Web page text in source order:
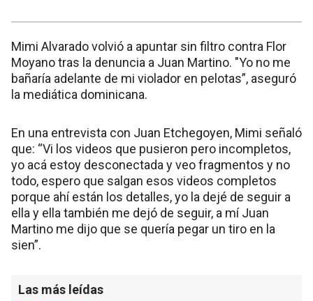
Mimi Alvarado volvió a apuntar sin filtro contra Flor
Moyano tras la denuncia a Juan Martino. "Yo no me
bañaría adelante de mi violador en pelotas”, aseguró
la mediática dominicana.
En una entrevista con Juan Etchegoyen, Mimi señaló
que: “Vi los videos que pusieron pero incompletos,
yo acá estoy desconectada y veo fragmentos y no
todo, espero que salgan esos videos completos
porque ahí están los detalles, yo la dejé de seguir a
ella y ella también me dejó de seguir, a mí Juan
Martino me dijo que se quería pegar un tiro en la
sien”.
Las más leídas